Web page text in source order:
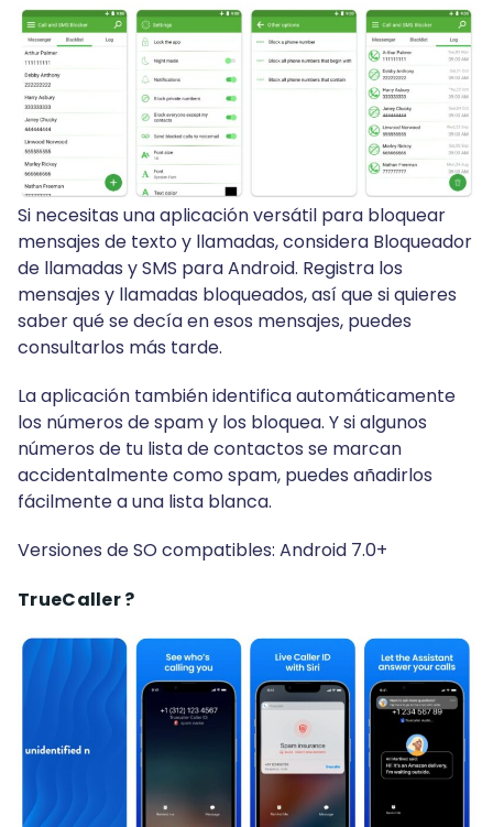
Si necesitas una aplicación versátil para bloquear
mensajes de texto y llamadas, considera Bloqueador
de llamadas y SMS para Android. Registra los
mensajes y llamadas bloqueados, así que si quieres
saber qué se decía en esos mensajes, puedes
consultarlos más tarde.
La aplicación también identifica automáticamente
los números de spam y los bloquea. Y si algunos
números de tu lista de contactos se marcan
accidentalmente como spam, puedes añadirlos
fácilmente a una lista blanca.
Versiones de SO compatibles: Android 7.0+
TrueCaller ?